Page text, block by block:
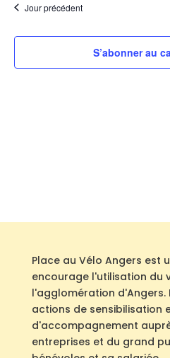
Jour précédent
S’abonner au
Place au Vélo Angers est
encourage l'utilisation du
l'agglomération d'Angers.
actions de sensibilisation
d'accompagnement
entreprises et du grand